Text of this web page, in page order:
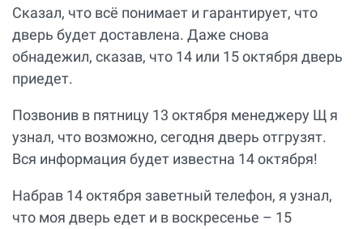
Сказал, что всё понимает и гарантирует, что
дверь будет доставлена. Даже снова
обнадежил, сказав, что 14 или 15 октября дверь
приедет.
Позвонив в пятницу 13 октября менеджеру Щ я
узнал, что возможно, сегодня дверь отгрузят.
Вся информация будет известна 14 октября!
Набрав 14 октября заветный телефон, я узнал,
что моя дверь едет и в воскресенье – 15